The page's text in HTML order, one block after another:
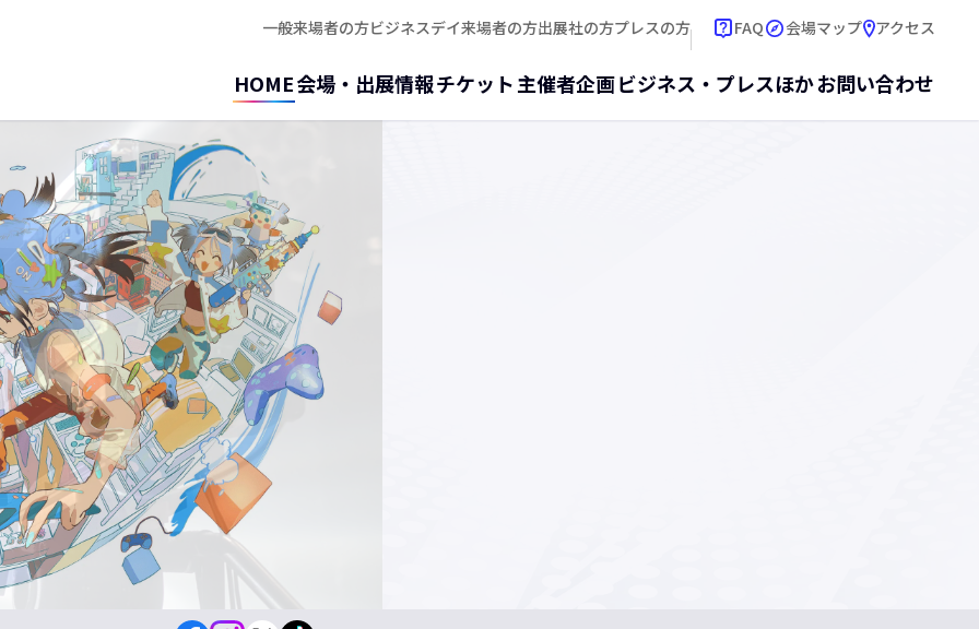
一般来場者の方ビジネスデイ来場者の方出展社の方プレスの方 FAQ 会場マップ アクセス
HOME会場・出展情報チケット主催者企画ビジネス・プレスほかお問い合わせ